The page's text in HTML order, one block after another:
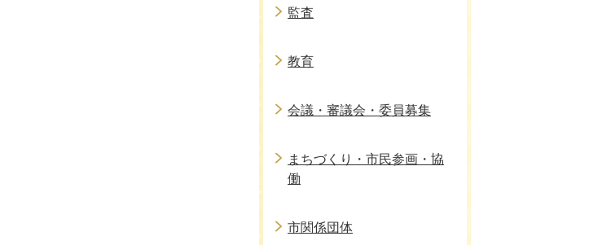
監査
教育
会議・審議会・委員募集
まちづくり・市民参画・協
働
市関係団体